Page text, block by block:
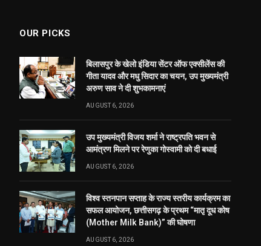
OUR PICKS
बिलासपुर के खेलो इंडिया सेंटर ऑफ एक्सीलेंस की
गीता यादव और मधु सिदार का चयन, उप मुख्यमंत्री
AUGUST 6, 2026
उप मुख्यमंत्री विजय शर्मा ने राष्ट्रपति भवन से
AUGUST 6, 2026
विश्व स्तनपान सप्ताह के राज्य स्तरीय कार्यक्रम का
सफल आयोजन, छत्तीसगढ़ के प्रथम “मातृ दूध कोष